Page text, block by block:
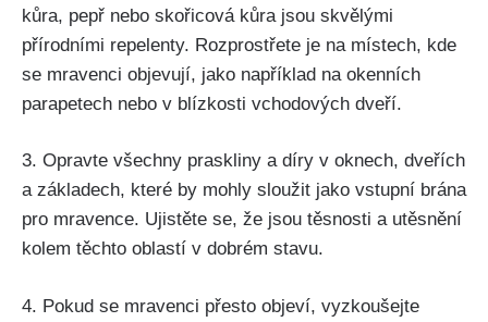
kůra, pepř nebo skořicová kůra jsou skvělými
přírodními repelenty. Rozprostřete je ⁤na‌ místech, kde
se mravenci objevují, ⁤jako například na ‍okenních
parapetech nebo v blízkosti vchodových dveří.
3. Opravte všechny praskliny a díry v oknech, dveřích
a základech, které ⁤by ​mohly sloužit ⁢jako vstupní brána
pro mravence. Ujistěte se, že jsou těsnosti a ‍utěsnění
kolem těchto oblastí v dobrém stavu.
4. Pokud se mravenci přesto objeví, vyzkoušejte